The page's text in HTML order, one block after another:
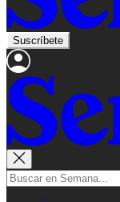
Suscríbete